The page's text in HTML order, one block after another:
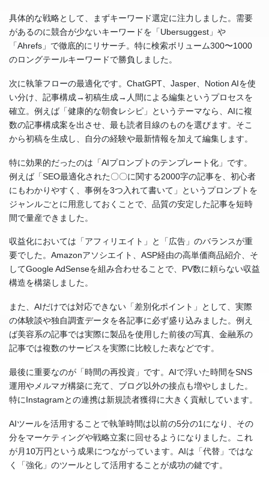
具体的な戦略として、まずキーワード選定に注力しました。需要
があるのに競合が少ないキーワードを「Ubersuggest」や
「Ahrefs」で徹底的にリサーチ。特に検索ボリューム300〜1000
のロングテールキーワードで勝負しました。
次に執筆フローの最適化です。ChatGPT、Jasper、Notion AIを使
い分け、記事構成→初稿生成→人間による編集というプロセスを
確立。例えば「健康的な朝食レシピ」というテーマなら、AIに複
数の記事構成案を出させ、最も読者目線のものを選びます。そこ
から初稿を生成し、自分の経験や最新情報を加えて編集します。
特に効果的だったのは「AIプロンプトのテンプレート化」です。
例えば「SEO最適化された〇〇に関する2000字の記事を、初心者
にもわかりやすく、事例を3つ入れて書いて」というプロンプトを
ジャンルごとに用意しておくことで、品質の安定した記事を短時
間で量産できました。
収益化においては「アフィリエイト」と「広告」のバランスが重
要でした。Amazonアソシエイト、ASP経由の高単価商品紹介、そ
してGoogle AdSenseを組み合わせることで、PV数に頼らない収益
構造を構築しました。
また、AIだけでは対応できない「差別化ポイント」として、実際
の体験談や独自調査データを各記事に必ず盛り込みました。例え
ば美容系の記事では実際に製品を使用した前後の写真、金融系の
記事では複数のサービスを実際に比較した表などです。
最後に重要なのが「時間の再投資」です。AIで浮いた時間をSNS
運用やメルマガ構築に充て、ブログ以外の接点も増やしました。
特にInstagramとの連携は新規読者獲得に大きく貢献しています。
AIツールを活用することで執筆時間は以前の5分の1になり、その
分をマーケティングや戦略立案に回せるようになりました。これ
が月10万円という成果につながっています。AIは「代替」ではな
く「強化」のツールとして活用することが成功の鍵です。